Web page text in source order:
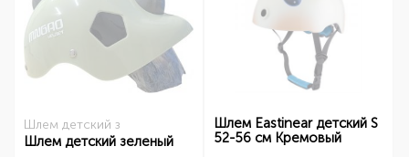
Шлем детский з
Шлем детский зеленый
Шлем Eastinear детский S
52-56 см Кремовый